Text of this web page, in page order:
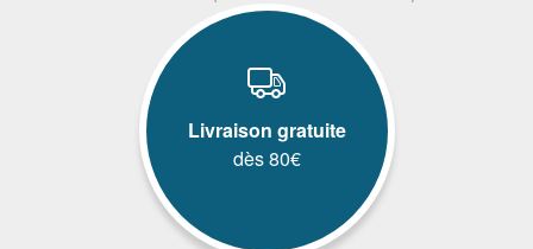
Livraison gratuite
dès 80€